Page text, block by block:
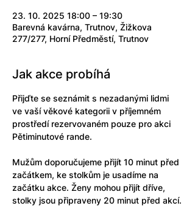
23. 10. 2025 18:00 – 19:30
Barevná kavárna, Trutnov, Žižkova
277/277, Horní Předměstí, Trutnov
Jak akce probíhá
Přijďte se seznámit s nezadanými lidmi
ve vaší věkové kategorii v příjemném
prostředí rezervovaném pouze pro akci
Pětiminutové rande.
Mužům doporučujeme přijít 10 minut před
začátkem, ke stolkům je usadíme na
začátku akce. Ženy mohou přijít dříve,
stolky jsou připraveny 20 minut před akcí.